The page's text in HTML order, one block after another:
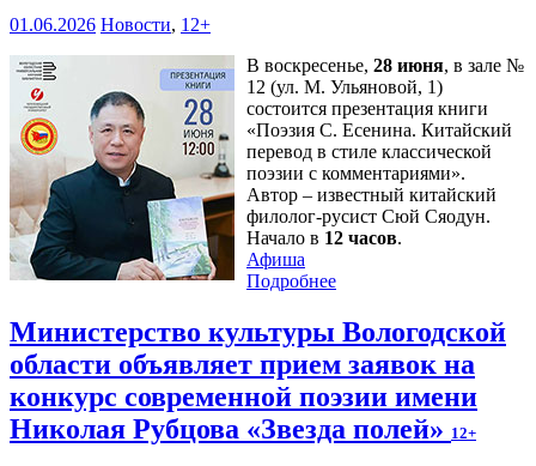
01.06.2026 Новости, 12+
В воскресенье, 28 июня, в зале №
12 (ул. М. Ульяновой, 1)
состоится презентация книги
«Поэзия С. Есенина. Китайский
перевод в стиле классической
поэзии с комментариями».
Автор – известный китайский
филолог-русист Сюй Сяодун.
Начало в 12 часов.
Афиша
Подробнее
Министерство культуры Вологодской
области объявляет прием заявок на
конкурс современной поэзии имени
Николая Рубцова «Звезда полей» 12+